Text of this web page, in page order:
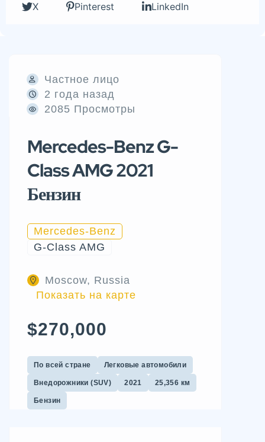
X Pinterest LinkedIn
Частное лицо
2 года назад
2085 Просмотры
Mercedes-Benz G-
Class AMG 2021
Бензин
Mercedes-Benz
G-Class AMG
Moscow, Russia
Показать на карте
$270,000
По всей стране Легковые автомобили
Внедорожники (SUV) 2021 25,356 км
Бензин